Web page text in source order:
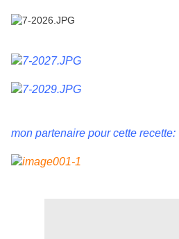
mon partenaire pour cette recette: